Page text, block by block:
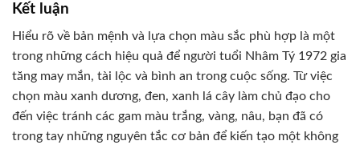
Kết luận
Hiểu rõ về bản mệnh và lựa chọn màu sắc phù hợp là một
trong những cách hiệu quả để người tuổi Nhâm Tý 1972 gia
tăng may mắn, tài lộc và bình an trong cuộc sống. Từ việc
chọn màu xanh dương, đen, xanh lá cây làm chủ đạo cho
đến việc tránh các gam màu trắng, vàng, nâu, bạn đã có
trong tay những nguyên tắc cơ bản để kiến tạo một không